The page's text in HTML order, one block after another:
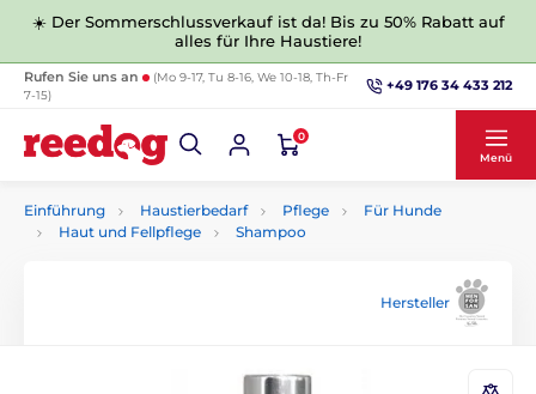
☀️ Der Sommerschlussverkauf ist da! Bis zu 50% Rabatt auf
alles für Ihre Haustiere!
Rufen Sie uns an
(Mo 9-17, Tu 8-16, We 10-18, Th-Fr
7-15)
+49 176 34 433 212
0
Menü
Einführung Haustierbedarf Pflege
Für Hunde
Haut und Fellpflege
Shampoo
Hersteller